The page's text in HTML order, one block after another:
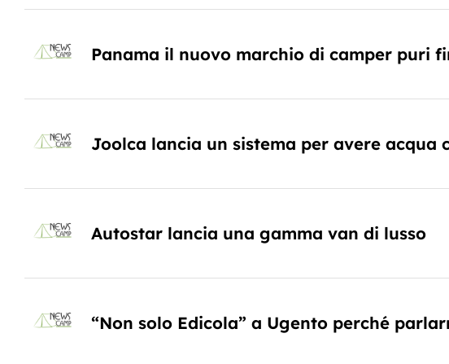
Panama il nuovo marchio di camper puri
Joolca lancia un sistema per avere acqua
Autostar lancia una gamma van di lusso
“Non solo Edicola” a Ugento perché